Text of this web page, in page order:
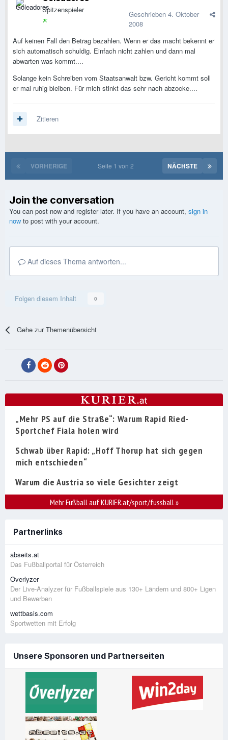
Spitzenspieler Geschrieben 4. Oktober
2008
Auf keinen Fall den Betrag bezahlen. Wenn er das macht bekennt er
sich automatisch schuldig. Einfach nicht zahlen und dann mal
abwarten was kommt....
Solange kein Schreiben vom Staatsanwalt bzw. Gericht kommt soll
er mal ruhig bleiben. Für mich stinkt das sehr nach abzocke....
Zitieren
VORHERIGE NÄCHSTE
Seite 1 von 2
Join the conversation
You can post now and register later. If you have an account, sign in
now to post with your account.
Auf dieses Thema antworten...
Folgen diesem Inhalt 0
Gehe zur Themenübersicht
„Mehr PS auf die Straße“: Warum Rapid Ried-
Sportchef Fiala holen wird
Schwab über Rapid: „Hoff Thorup hat sich gegen
mich entschieden“
Warum die Austria so viele Gesichter zeigt
Mehr Fußball auf KURIER.at/sport/fussball»
Partnerlinks
abseits.at
Das Fußballportal für Österreich
Overlyzer
Der Live-Analyzer für Fußballspiele aus 130+ Ländern und 800+ Ligen
und Bewerben
wettbasis.com
Sportwetten mit Erfolg
Unsere Sponsoren und Partnerseiten